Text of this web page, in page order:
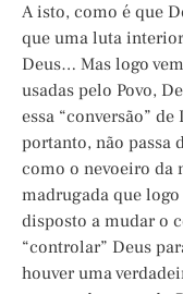
A isto, como é que
que uma luta
Deus… Mas logo
usadas pelo Povo,
essa “conversão”
portanto, não passa
como o nevoeiro da
madrugada que logo
disposto a mudar o
“controlar” Deus
houver uma